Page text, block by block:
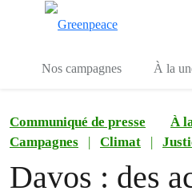
Nos campagnes À la
Communiqué de presse À
Campagnes
| Climat |
Davos : des